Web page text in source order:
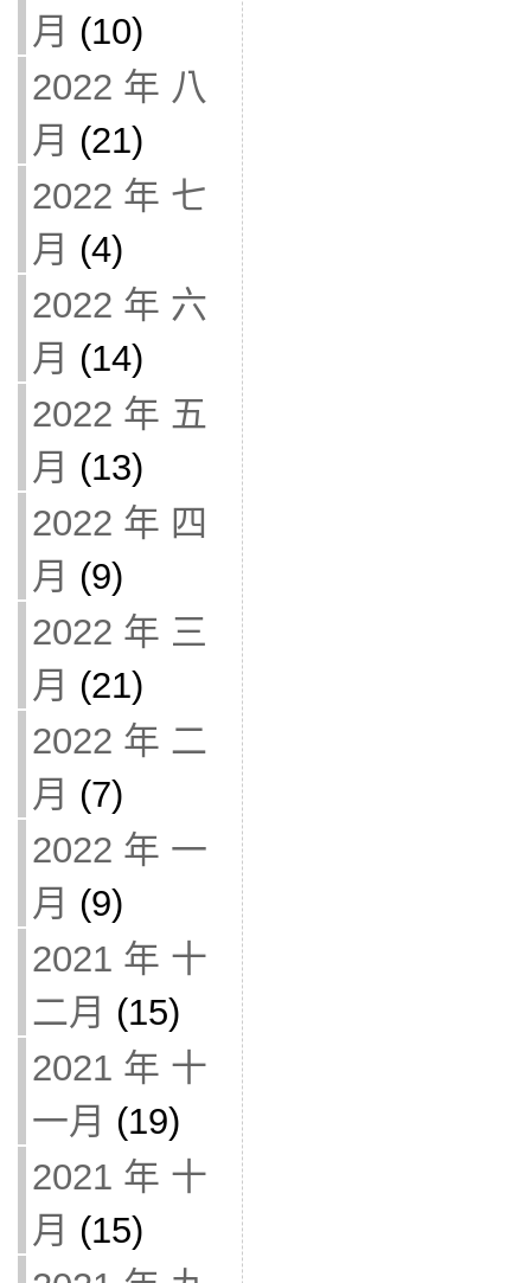
月 (10)
2022 年 八
月 (21)
2022 年 七
月 (4)
2022 年 六
月 (14)
2022 年 五
月 (13)
2022 年 四
月 (9)
2022 年 三
月 (21)
2022 年 二
月 (7)
2022 年 一
月 (9)
2021 年 十
二月 (15)
2021 年 十
一月 (19)
2021 年 十
月 (15)